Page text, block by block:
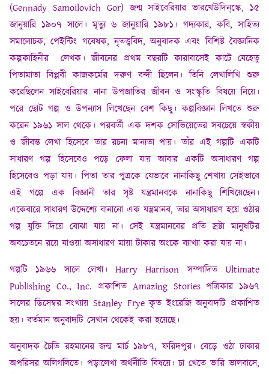
(Gennady Samoilovich Gor) জন্ম সাইবেরিয়ার ভারখেউদিন্‌স্কে, ১৫
জানুয়ারি ১৯০৭ সালে। মৃত্যু ৬ জানুয়ারি ১৯৮১। গদ্যকার, কবি, সাহিত্য
সমালোচক, পেইন্টিং গবেষক, নৃতত্ত্ববিদ, অনুবাদক এবং বিশিষ্ট বৈজ্ঞানিক
কল্পকাহিনীর লেখক। জীবনের প্রথম বছরটি কারাবাসেই কাটে যেহেতু
পিতামাতা বিপ্লবী কাজকর্মের দরুণ বন্দী ছিলেন। তিনি লেখালিখি শুরু
করেছিলেন সাইবেরিয়ার নানা উপজাতির জীবন ও সংস্কৃতি বিষয়ে নিয়ে।
পরে ছোট গল্প ও উপন্যাস লিখেছেন বেশ কিছু। কল্পবিজ্ঞান লিখতে শুরু
করেন ১৯৬১ সাল থেকে। পরবর্তী এক দশক সোভিয়েতের সবচেয়ে স্বকীয়
ও জীবন্ত লেখা হিসেবে তার রচনা মান্যতা পায়। তাঁর এই গল্পটি একটি
সাধারণ গল্প হিসেবেও পড়ে ফেলা যায় আবার একটি অসাধারণ গল্প
হিসেবেও পড়া যায়। পিতা তার পুত্রকে যেভাবে নানাকিছু শেখায় সেইভাবে
এই গল্পে এক বিজ্ঞানী তার সৃষ্ট যন্ত্রমানবকে নানাকিছু শিখিয়েছেন।
একেবারে সাধারণ উদ্দেশ্যে বানানো এক যন্ত্রমানব, তার অসাধারণ হয়ে ওঠার
গল্প যুক্তি দিয়ে বোঝা যায় না। সেই যন্ত্রমানবের প্রতি স্রষ্টা মানুষটির
অবচেতনে রয়ে যাওয়া অসাধারণ মায়া টাকার অংকে ব্যাখ্যা করা যায় না।
গল্পটি ১৯৬৬ সালে লেখা। Harry Harrison সম্পাদিত Ultimate
Publishing Co., Inc. প্রকাশিত Amazing Stories পত্রিকার ১৯৬৭
সালের ডিসেম্বর সংখ্যায় Stanley Frye কৃত ইংরেজি অনুবাদটি প্রকাশিত
হয়। বর্তমান অনুবাদটি সেখান থেকেই করা হয়েছে।
অনুবাদক চৈতি রহমানের জন্ম মার্চ ১৯৮৭, ফরিদপুর। বেড়ে ওঠা ঢাকার
অপরিসর অলিগলিতে। পড়ালেখা অর্থনীতি বিষয়ে। চা খেতে ভারি ভালবাসে,